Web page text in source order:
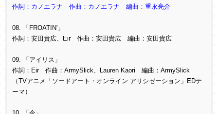
作詞：カノエラナ 作曲：カノエラナ 編曲：重永亮介
08. 「FROATIN'」
作詞：安田貴広、Eir 作曲：安田貴広 編曲：安田貴広
09. 「アイリス」
作詞：Eir 作曲：ArmySlick、Lauren Kaori 編曲：ArmySlick
（TVアニメ「ソードアート・オンライン アリシゼーション」EDテ
ーマ）